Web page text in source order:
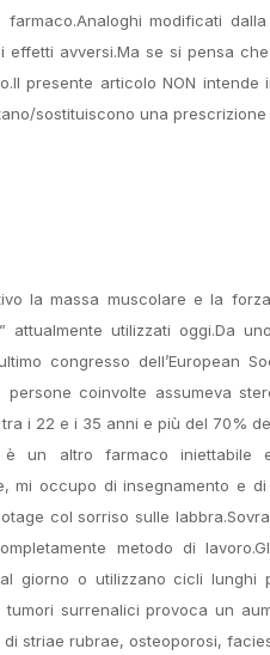
modificati
avversi.Ma se si pensa
presente articolo NON intende
sostituiscono una
la massa muscolare e la
utilizzati oggi.Da
congresso dell’European
coinvolte assumeva
i 22 e i 35 anni e più del 70%
è un altro farmaco iniettabile
mi occupo di insegnamento e
col sorriso sulle
metodo di
giorno o utilizzano cicli lunghi
surrenalici provoca un
striae rubrae, osteoporosi,